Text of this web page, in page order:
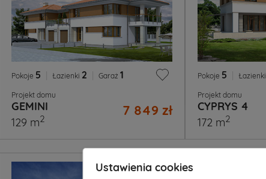
Pokoje 5 Łazienki 2 Garaż 1
Projekt domu
GEMINI 7 849 zł
129 m2
Pokoje 5 Łazienki
Projekt domu
CYPRYS 4
172 m2
Ustawienia cookies